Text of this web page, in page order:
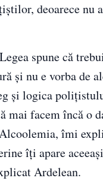
deoarece nu
spune că
şi nu e vorba de
şi logica
mai facem încă o
îmi
îţi apare
Ardelean.